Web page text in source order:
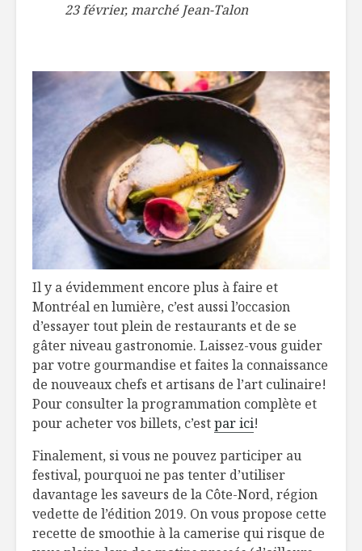
23 février, marché Jean-Talon
Il y a évidemment encore plus à faire et
Montréal en lumière, c’est aussi l’occasion
d’essayer tout plein de restaurants et de se
gâter niveau gastronomie. Laissez-vous guider
par votre gourmandise et faites la connaissance
de nouveaux chefs et artisans de l’art culinaire!
Pour consulter la programmation complète et
pour acheter vos billets, c’estpar ici!
Finalement, si vous ne pouvez participer au
festival, pourquoi ne pas tenter d’utiliser
davantage les saveurs de la Côte-Nord, région
vedette de l’édition 2019. On vous propose cette
recette de smoothie à la camerise qui risque de